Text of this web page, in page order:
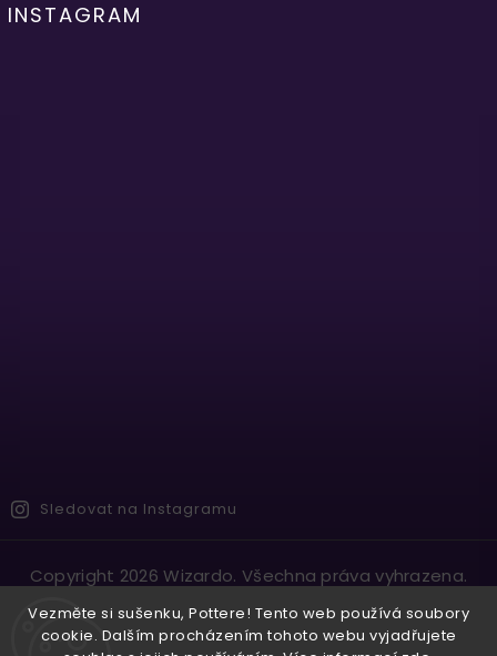
Vezměte si sušenku, Pottere! Tento web používá soubory
cookie. Dalším procházením tohoto webu vyjadřujete
INSTAGRAM
Sledovat na Instagramu
Copyright 2026Wizardo. Všechna práva vyhrazena.
VytvořilShoptet| DesignShoptak.cz.